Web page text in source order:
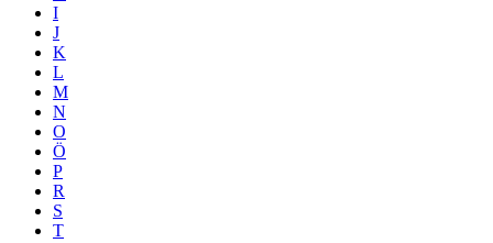
I
J
K
L
M
N
O
Ö
P
R
S
T